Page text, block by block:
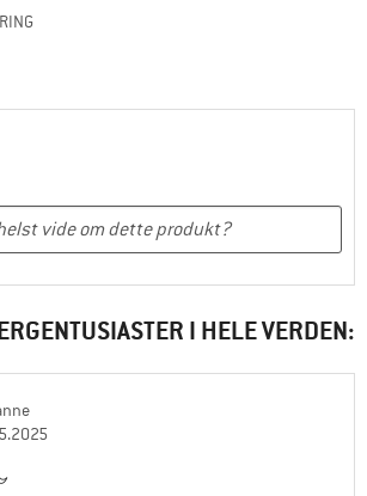
I HELE VERDEN: